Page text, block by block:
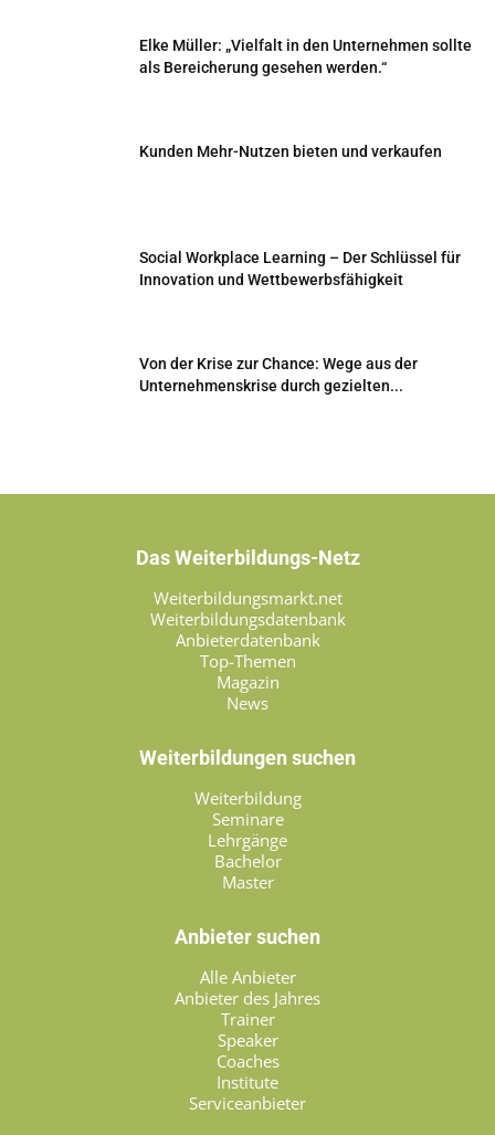
Elke Müller: „Vielfalt in den Unternehmen sollte
als Bereicherung gesehen werden.“
Kunden Mehr-Nutzen bieten und verkaufen
Social Workplace Learning – Der Schlüssel für
Innovation und Wettbewerbsfähigkeit
Von der Krise zur Chance: Wege aus der
Unternehmenskrise durch gezielten...
Das Weiterbildungs-Netz
Weiterbildungsmarkt.net
Weiterbildungsdatenbank
Anbieterdatenbank
Top-Themen
Magazin
News
Weiterbildungen suchen
Weiterbildung
Seminare
Lehrgänge
Bachelor
Master
Anbieter suchen
Alle Anbieter
Anbieter des Jahres
Trainer
Speaker
Coaches
Institute
Serviceanbieter